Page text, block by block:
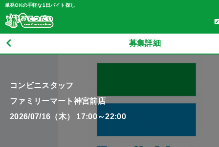
単発OKの手軽な1日バイト探し
募集詳細
コンビニスタッフ
ファミリーマート神宮前店
2026/07/16（木） 17:00～22:00